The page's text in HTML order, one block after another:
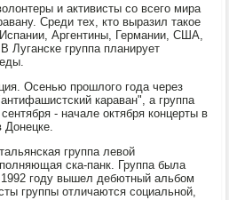
и активисты со всего мира
Среди тех, кто выразил такое
Аргентины, Германии, США,
Луганске группа планирует
Осенью прошлого года через
караван", а группа
- начале октября концерты в
группа левой
ска-панк. Группа была
1992 году вышел дебютный альбом
группы отличаются социальной,